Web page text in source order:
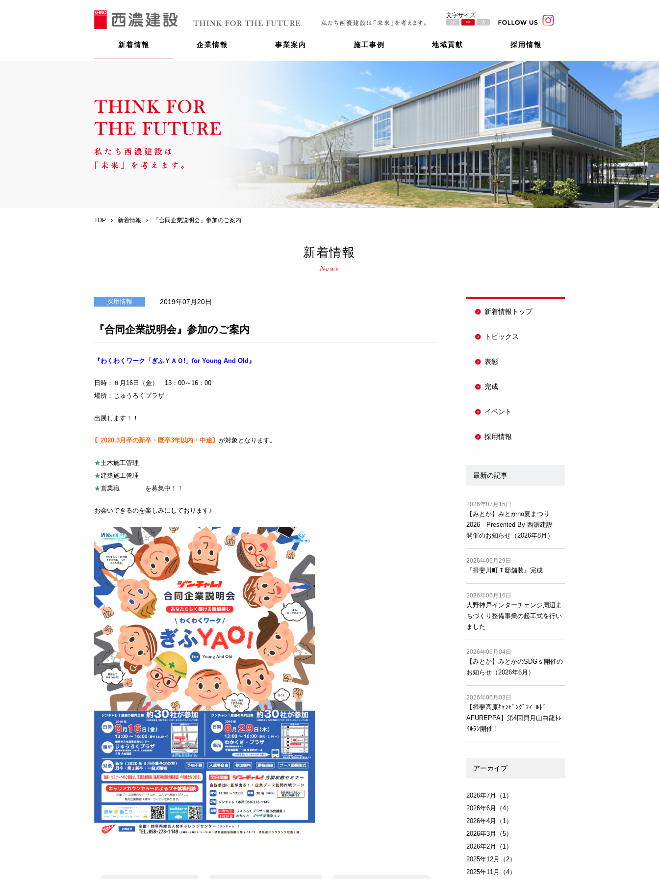
小 中 大
新着情報 企業情報 事業案内 施工事例 地域貢献 採用情報
TOP 新着情報 『合同企業説明会』参加のご案内
新着情報
採用情報 2019年07月20日
『合同企業説明会』参加のご案内
『わくわくワーク「ぎふＹＡＯ!」for Young And Old』
日時：８月16日（金） 13：00～16：00
場所：じゅうろくプラザ
出展します！！
〘2020.3月卒の新卒・既卒3年以内・中途〙 が対象となります。
★土木施工管理
★建築施工管理
★営業職 を募集中！！
お会いできるのを楽しみにしております♪
新着情報トップ
トピックス
表彰
完成
イベント
採用情報
最新の記事
2026年07月15日
【みとか】みとかno夏まつり
2026 Presented By 西濃建設
開催のお知らせ（2026年8月）
2026年06月29日
『揖斐川町Ｔ邸舗装』完成
2026年06月16日
大野神戸インターチェンジ周辺ま
ちづくり整備事業の起工式を行い
ました
2026年06月04日
【みとか】みとかのSDGｓ開催の
お知らせ（2026年6月）
2026年06月03日
【揖斐高原ｷｬﾝﾋﾟﾝｸﾞﾌｨｰﾙﾄﾞ
AFUREPPA】第4回貝月山白龍ﾄﾚ
ｲﾙﾗﾝ開催！
アーカイブ
2026年7月
（1）
2026年6月
（4）
2026年4月
（1）
2026年3月
（5）
2026年2月
（1）
2025年12月
（2）
2025年11月
（4）